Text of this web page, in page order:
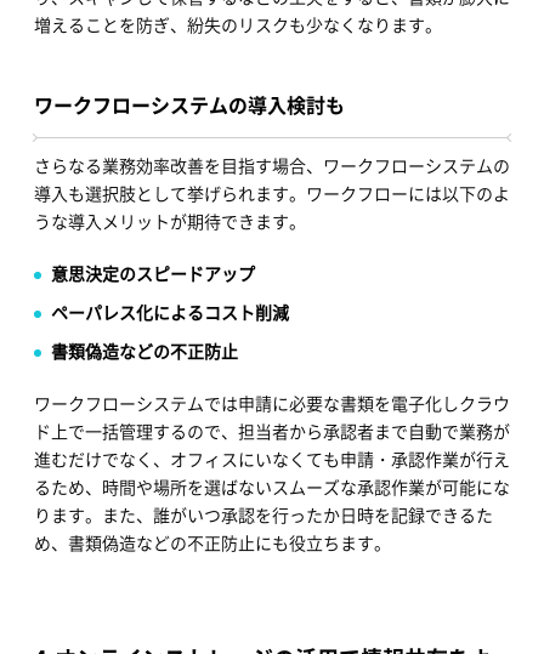
増えることを防ぎ、紛失のリスクも少なくなります。
ワークフローシステムの導入検討も
さらなる業務効率改善を目指す場合、ワークフローシステムの
導入も選択肢として挙げられます。ワークフローには以下のよ
うな導入メリットが期待できます。
意思決定のスピードアップ
ペーパレス化によるコスト削減
書類偽造などの不正防止
ワークフローシステムでは申請に必要な書類を電子化しクラウ
ド上で一括管理するので、担当者から承認者まで自動で業務が
進むだけでなく、オフィスにいなくても申請・承認作業が行え
るため、時間や場所を選ばないスムーズな承認作業が可能にな
ります。また、誰がいつ承認を行ったか日時を記録できるた
め、書類偽造などの不正防止にも役立ちます。